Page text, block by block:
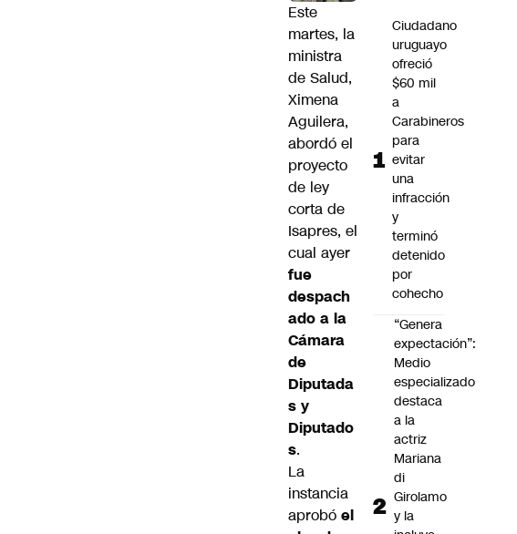
Este
martes, la
ministra
de Salud,
Ximena
Aguilera,
abordó el
proyecto
de ley
corta de
Isapres, el
cual ayer
fue
despach
ado a la
Cámara
de
Diputada
s y
Diputado
s.
La
instancia
aprobó el
Ciudadano
uruguayo
ofreció
$60 mil
a
Carabineros
para
evitar
una
infracción
y
terminó
detenido
por
cohecho
“Genera
expectación”:
Medio
especializado
destaca
a la
actriz
Mariana
di
Girolamo
y la